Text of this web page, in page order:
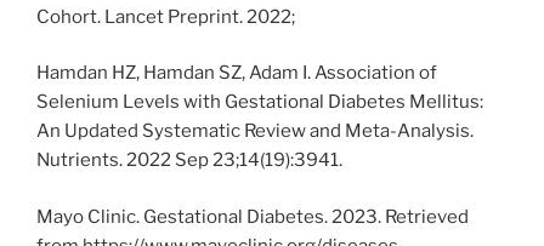
Cohort. Lancet Preprint. 2022;
Hamdan HZ, Hamdan SZ, Adam I. Association of
Selenium Levels with Gestational Diabetes Mellitus:
An Updated Systematic Review and Meta-Analysis.
Nutrients. 2022 Sep 23;14(19):3941.
Mayo Clinic. Gestational Diabetes. 2023. Retrieved